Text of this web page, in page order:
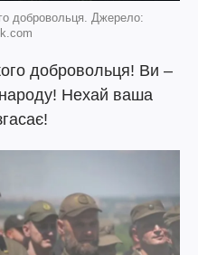
добровольця. Джерело:
добровольця! Ви –
Нехай ваша